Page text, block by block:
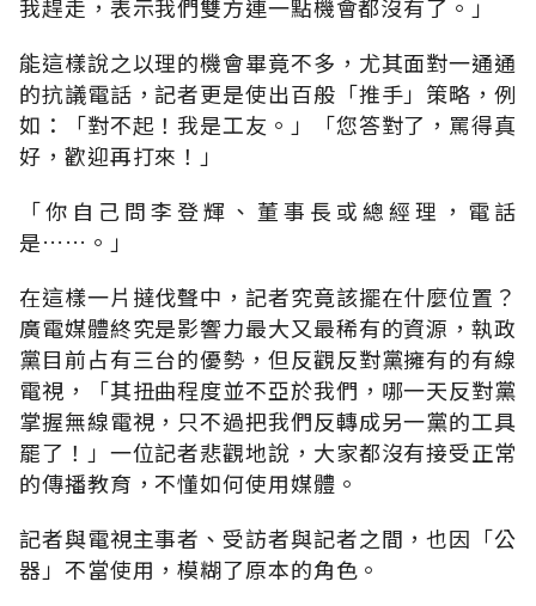
我趕走，表示我們雙方連一點機會都沒有了。」
能這樣說之以理的機會畢竟不多，尤其面對一通通
的抗議電話，記者更是使出百般「推手」策略，例
如：「對不起！我是工友。」「您答對了，罵得真
好，歡迎再打來！」
「你自己問李登輝、董事長或總經理，電話
是……。」
在這樣一片撻伐聲中，記者究竟該擺在什麼位置？
廣電媒體終究是影響力最大又最稀有的資源，執政
黨目前占有三台的優勢，但反觀反對黨擁有的有線
電視，「其扭曲程度並不亞於我們，哪一天反對黨
掌握無線電視，只不過把我們反轉成另一黨的工具
罷了！」一位記者悲觀地說，大家都沒有接受正常
的傳播教育，不懂如何使用媒體。
記者與電視主事者、受訪者與記者之間，也因「公
器」不當使用，模糊了原本的角色。